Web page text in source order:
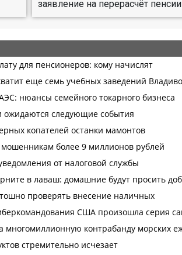
заявление на перерасчёт пенсии